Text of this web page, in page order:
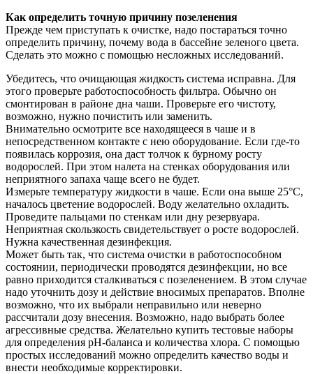
Как определить точную причину позеленения
Прежде чем приступать к очистке, надо постараться точно
определить причину, почему вода в бассейне зеленого цвета.
Сделать это можно с помощью несложных исследований.
Убедитесь, что очищающая жидкость система исправна. Для
этого проверьте работоспособность фильтра. Обычно он
смонтирован в районе дна чаши. Проверьте его чистоту,
возможно, нужно почистить или заменить.
Внимательно осмотрите все находящееся в чаше и в
непосредственном контакте с нею оборудование. Если где-то
появилась коррозия, она даст толчок к бурному росту
водорослей. При этом налета на стенках оборудования или
неприятного запаха чаще всего не будет.
Измерьте температуру жидкости в чаше. Если она выше 25°C,
началось цветение водорослей. Воду желательно охладить.
Проведите пальцами по стенкам или дну резервуара.
Неприятная скользкость свидетельствует о росте водорослей.
Нужна качественная дезинфекция.
Может быть так, что система очистки в работоспособном
состоянии, периодически проводятся дезинфекции, но все
равно приходится сталкиваться с позеленением. В этом случае
надо уточнить дозу и действие вносимых препаратов. Вполне
возможно, что их выбрали неправильно или неверно
рассчитали дозу внесения. Возможно, надо выбрать более
агрессивные средства. Желательно купить тестовые наборы
для определения рН-баланса и количества хлора. С помощью
простых исследований можно определить качество воды и
внести необходимые корректировки.